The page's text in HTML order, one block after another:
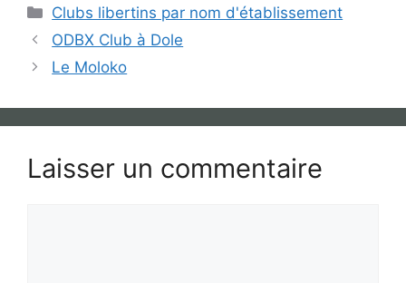
Catégories
Clubs libertins par nom d'établissement
ODBX Club à Dole
Le Moloko
Laisser un commentaire